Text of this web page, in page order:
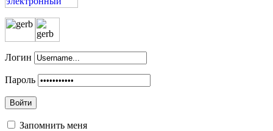
Логин
Пароль
Войти
Запомнить меня